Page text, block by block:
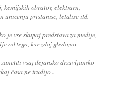
kemijskih obratov, elektrarn,
uničenju pristanišč, letališč itd.
je vse skupaj predstava za medije,
od tega, kar zdaj gledamo.
vsaj dejansko državljansko
časa ne trudijo...